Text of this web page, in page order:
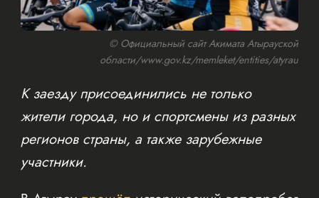
© Официальный сайт Акимата Атырауской
области/www.gov.kz/memleket/entities/atyrau
К заезду присоединились не только
жители города, но и спортсмены из разных
регионов страны, а также зарубежные
участники.